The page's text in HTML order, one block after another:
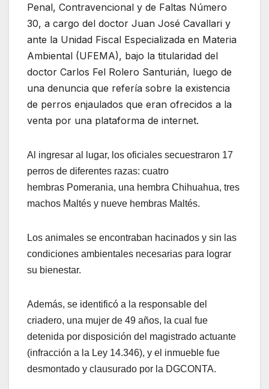
Penal, Contravencional y de Faltas Número
30, a cargo del doctor Juan José Cavallari y
ante la Unidad Fiscal Especializada en Materia
Ambiental (UFEMA), bajo la titularidad del
doctor Carlos Fel Rolero Santurián, luego de
una denuncia que refería sobre la existencia
de perros enjaulados que eran ofrecidos a la
venta por una plataforma de internet.
Al ingresar al lugar, los oficiales secuestraron 17
perros de diferentes razas: cuatro
hembras Pomerania, una hembra Chihuahua, tres
machos Maltés y nueve hembras Maltés.
Los animales se encontraban hacinados y sin las
condiciones ambientales necesarias para lograr
su bienestar.
Además, se identificó a la responsable del
criadero, una mujer de 49 años, la cual fue
detenida por disposición del magistrado actuante
(infracción a la Ley 14.346), y el inmueble fue
desmontado y clausurado por la DGCONTA.